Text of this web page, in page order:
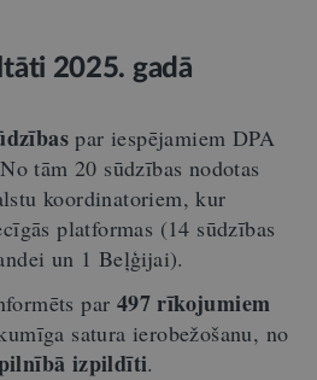
2025. gadā
par iespējamiem DPA
tām 20 sūdzības nodotas
koordinatoriem, kur
platformas (14 sūdzības
un 1 Beļģijai).
par 497 rīkojumiem
satura ierobežošanu, no
izpildīti.